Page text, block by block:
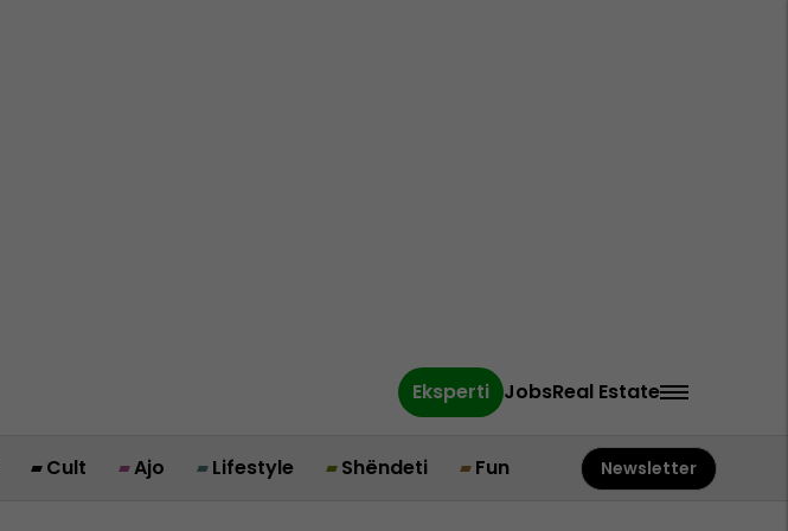
Eksperti JobsReal Estate
Cult Ajo Lifestyle Shëndeti Fun Newsletter